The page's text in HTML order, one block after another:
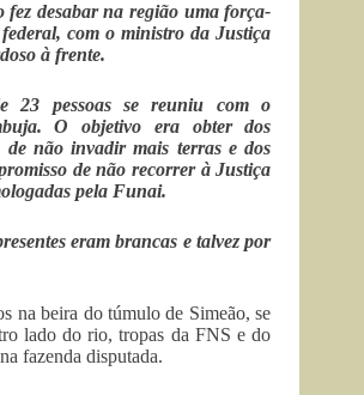
fez desabar na região uma força-
com o ministro da Justiça
à frente.
23 pessoas se reuniu com o
O objetivo era obter dos
de não invadir mais terras e dos
de não recorrer à Justiça
pela Funai.
eram brancas e talvez por
na beira do túmulo de Simeão, se
lado do rio, tropas da FNS e do
fazenda disputada.